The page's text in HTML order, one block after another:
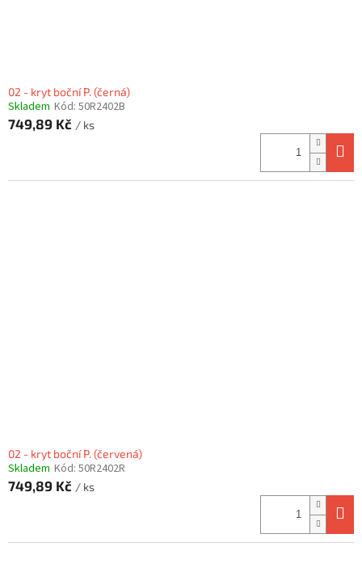
02 - kryt boční P. (černá)
Skladem Kód: 50R2402B
749,89 Kč / ks
02 - kryt boční P. (červená)
Skladem Kód: 50R2402R
749,89 Kč / ks